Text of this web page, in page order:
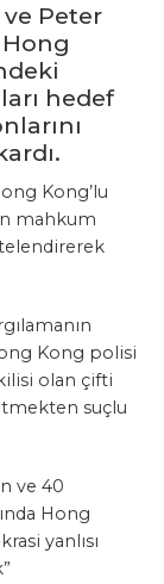
Peter
hedef
Kong’lu
mahkum
Kong polisi
olan çifti
suçlu
ve 40
Hong
yanlısı